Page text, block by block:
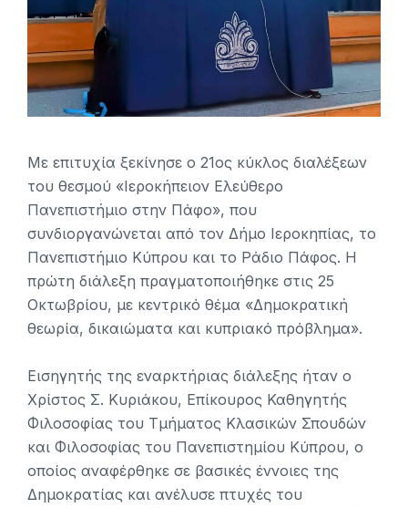
Με επιτυχία ξεκίνησε ο 21ος κύκλος διαλέξεων
του θεσμού «Ιεροκήπειον Ελεύθερο
Πανεπιστήμιο στην Πάφο», που
συνδιοργανώνεται από τον Δήμο Ιεροκηπίας, το
Πανεπιστήμιο Κύπρου και το Ράδιο Πάφος. Η
πρώτη διάλεξη πραγματοποιήθηκε στις 25
Οκτωβρίου, με κεντρικό θέμα «Δημοκρατική
θεωρία, δικαιώματα και κυπριακό πρόβλημα».
Εισηγητής της εναρκτήριας διάλεξης ήταν ο
Χρίστος Σ. Κυριάκου, Επίκουρος Καθηγητής
Φιλοσοφίας του Τμήματος Κλασικών Σπουδών
και Φιλοσοφίας του Πανεπιστημίου Κύπρου, ο
οποίος αναφέρθηκε σε βασικές έννοιες της
Δημοκρατίας και ανέλυσε πτυχές του